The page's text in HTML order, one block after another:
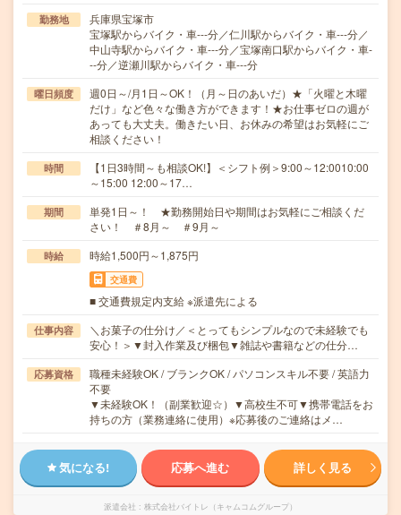
勤務地
兵庫県宝塚市
宝塚駅からバイク・車---分／仁川駅からバイク・車---分／
中山寺駅からバイク・車---分／宝塚南口駅からバイク・車-
--分／逆瀬川駅からバイク・車---分
曜日頻度
週0日～/月1日～OK！（月～日のあいだ）★「火曜と木曜
だけ」など色々な働き方ができます！★お仕事ゼロの週が
あっても大丈夫。働きたい日、お休みの希望はお気軽にご
相談ください！
時間
【1日3時間～も相談OK!】＜シフト例＞9:00～12:0010:00
～15:00 12:00～17…
期間
単発1日～！ ★勤務開始日や期間はお気軽にご相談くだ
さい！ ＃8月～ ＃9月～
時給 時給1,500円～1,875円
交通費
■ 交通費規定内支給 ※派遣先による
仕事内容
＼お菓子の仕分け／＜とってもシンプルなので未経験でも
安心！＞▼封入作業及び梱包▼雑誌や書籍などの仕分…
応募資格
職種未経験OK / ブランクOK / パソコンスキル不要 / 英語力
不要
▼未経験OK！（副業歓迎☆）▼高校生不可▼携帯電話をお
持ちの方（業務連絡に使用）※応募後のご連絡はメ…
気になる! 応募へ進む 詳しく見る
派遣会社 株式会社バイトレ（キャムコムグループ）